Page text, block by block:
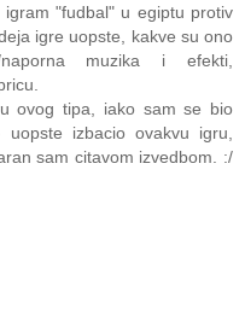
"fudbal" u egiptu protiv
igre uopste, kakve su ono
naporna muzika i efekti,
ovog tipa, iako sam se bio
izbacio ovakvu igru,
sam citavom izvedbom. :/